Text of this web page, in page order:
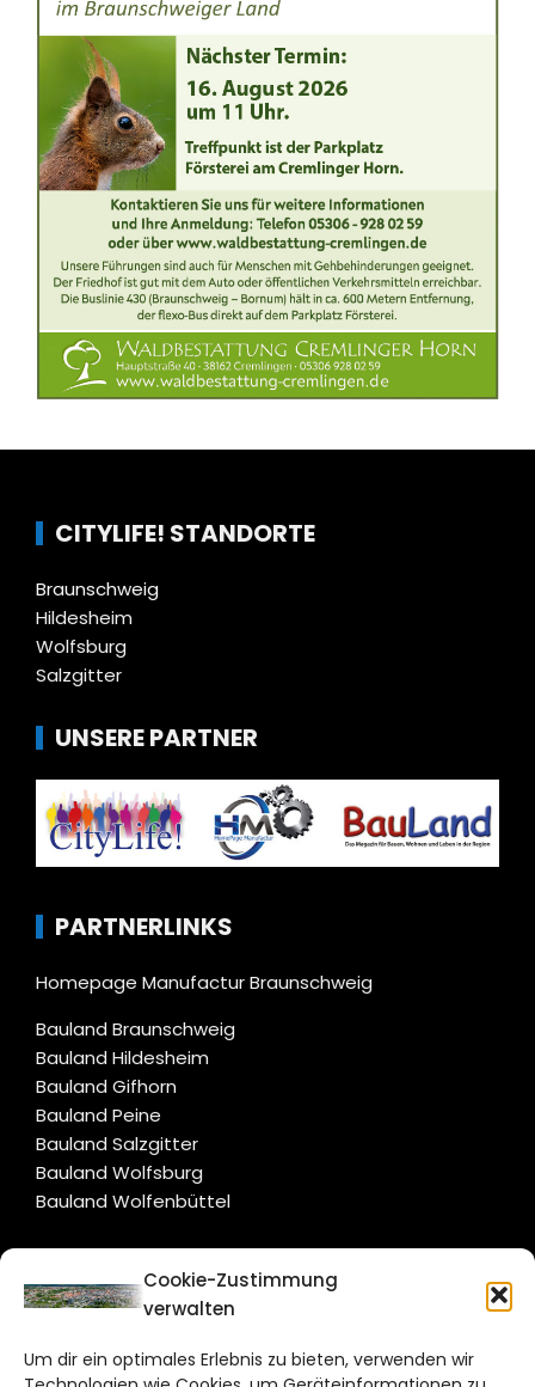
Cookie-Zustimmung
verwalten
Um dir ein optimales Erlebnis zu bieten, verwenden wir
CITYLIFE! STANDORTE
Braunschweig
Hildesheim
Wolfsburg
Salzgitter
UNSERE PARTNER
PARTNERLINKS
Homepage Manufactur Braunschweig
Bauland Braunschweig
Bauland Hildesheim
Bauland Gifhorn
Bauland Peine
Bauland Salzgitter
Bauland Wolfsburg
Bauland Wolfenbüttel
CITYLIFE!
Bruchtorwall 12